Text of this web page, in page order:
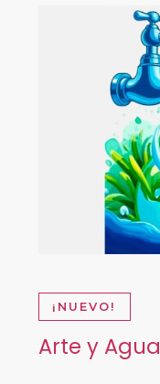
¡NUEVO!
Arte y Agua